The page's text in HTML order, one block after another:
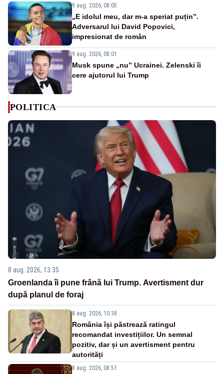
9 aug. 2026, 08:05
„E idolul meu, dar m-a speriat puțin”.
Adversarul lui David Popovici,
impresionat de român
9 aug. 2026, 08:01
Musk spune „nu” Ucrainei. Zelenski îi
cere ajutorul lui Trump
POLITICA
8 aug. 2026, 13:35
Groenlanda îi pune frână lui Trump. Avertisment dur
după planul de foraj
8 aug. 2026, 10:38
România își păstrează ratingul
recomandat investițiilor. Un semnal
pozitiv, dar și un avertisment pentru
autorități
8 aug. 2026, 08:51